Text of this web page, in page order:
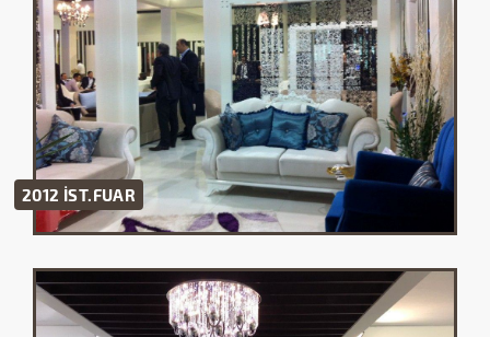
2012 İST.FUAR